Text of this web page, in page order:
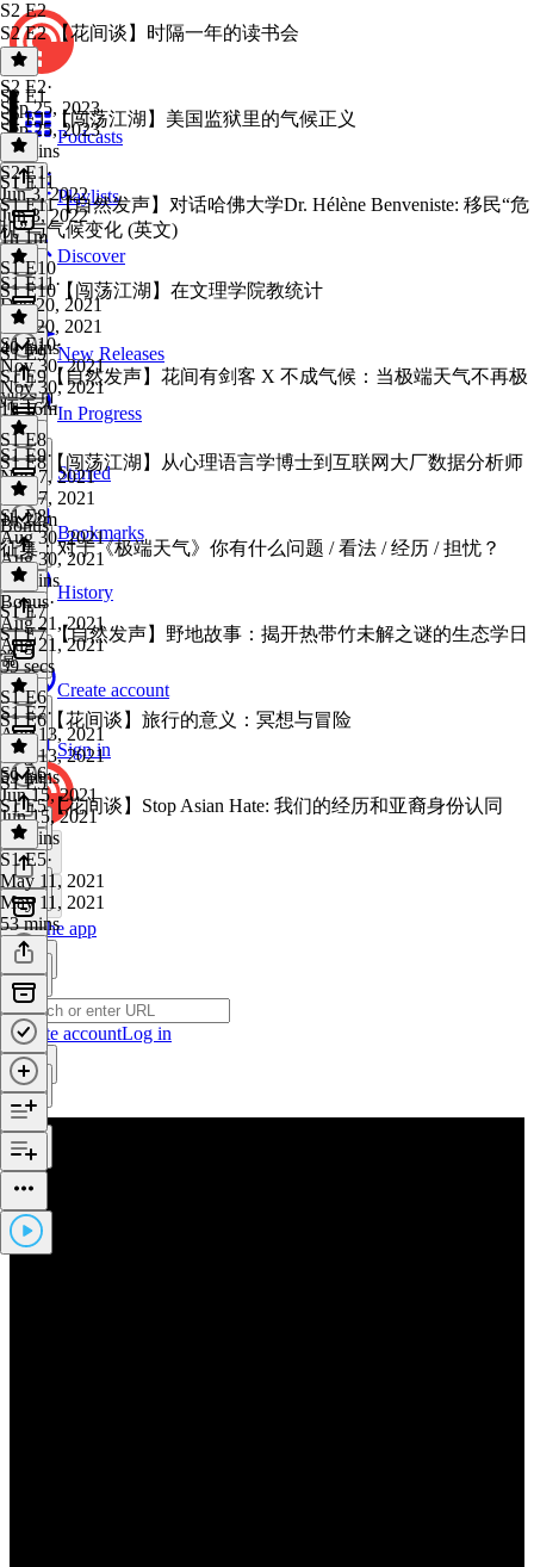
Podcasts
Playlists
Discover
New Releases
In Progress
Starred
Bookmarks
History
Create account
Sign in
Get the app
Create accountLog in
S2 E2
S2 E2 【花间谈】时隔一年的读书会
S2 E2·
Sep 25, 2023
Sep 25, 2023
45 mins
S2 E1
S2 E1 【闯荡江湖】美国监狱里的气候正义
S2 E1·
Jun 3, 2022
Jun 3, 2022
1h 1m
S1 E11
S1 E11【自然发声】对话哈佛大学Dr. Hélène Benveniste: 移民“危
机”与气候变化 (英文)
S1 E11·
Dec 20, 2021
Dec 20, 2021
40 mins
S1 E10
S1 E10【闯荡江湖】在文理学院教统计
S1 E10·
Nov 30, 2021
Nov 30, 2021
1h 16m
S1 E9
S1 E9【自然发声】花间有剑客 X 不成气候：当极端天气不再极
端罕见
S1 E9·
Nov 7, 2021
Nov 7, 2021
1h 22m
S1 E8
S1 E8【闯荡江湖】从心理语言学博士到互联网大厂数据分析师
S1 E8·
Aug 30, 2021
Aug 30, 2021
48 mins
Bonus
征集：对于《极端天气》你有什么问题 / 看法 / 经历 / 担忧？
Bonus·
Aug 21, 2021
Aug 21, 2021
39 secs
S1 E7
S1 E7 【自然发声】野地故事：揭开热带竹未解之谜的生态学日
常
S1 E7·
Aug 13, 2021
Aug 13, 2021
59 mins
S1 E6
S1 E6【花间谈】旅行的意义：冥想与冒险
S1 E6·
Jun 15, 2021
Jun 15, 2021
33 mins
S1 E5
S1 E5【花间谈】Stop Asian Hate: 我们的经历和亚裔身份认同
S1 E5·
May 11, 2021
May 11, 2021
53 mins